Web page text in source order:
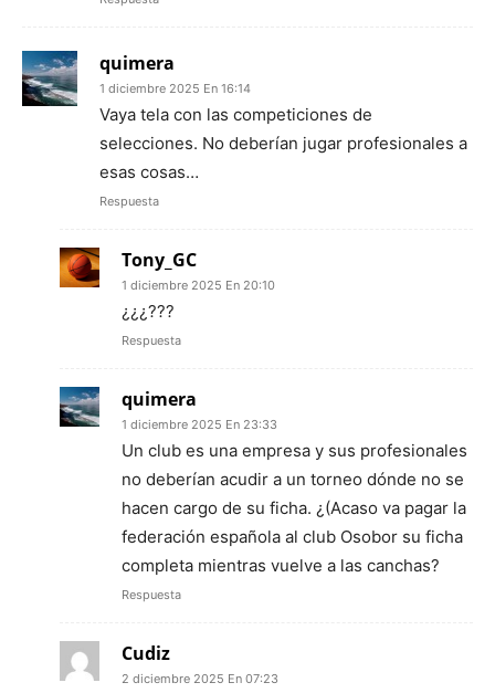
quimera
1 diciembre 2025 En 16:14
Vaya tela con las competiciones de
selecciones. No deberían jugar profesionales a
esas cosas…
Respuesta
Tony_GC
1 diciembre 2025 En 20:10
¿¿¿???
Respuesta
quimera
1 diciembre 2025 En 23:33
Un club es una empresa y sus profesionales
no deberían acudir a un torneo dónde no se
hacen cargo de su ficha. ¿(Acaso va pagar la
federación española al club Osobor su ficha
completa mientras vuelve a las canchas?
Respuesta
Cudiz
2 diciembre 2025 En 07:23